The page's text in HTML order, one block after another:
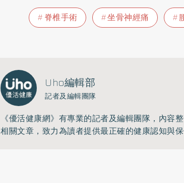
脊椎手術 坐骨神經痛
Uho編輯部
記者及編輯團隊
《優活健康網》有專業的記者及編輯團隊，內容
相關文章，致力為讀者提供最正確的健康認知與保